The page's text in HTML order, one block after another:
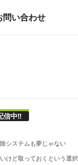
問い合わせ
信中!!
システムも夢じゃない
けど取っておくという選択